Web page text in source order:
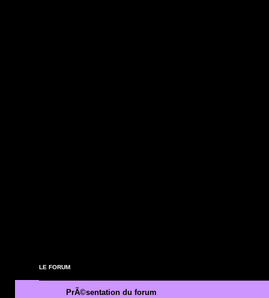
LE FORUM
PrÃ©sentation du forum